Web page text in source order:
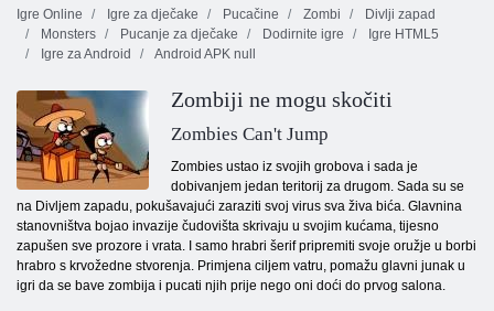
Igre Online
Igre za dječake Pucačine Zombi
Divlji zapad
Monsters
Pucanje za dječake Dodirnite igre
Igre HTML5
Igre za Android
Android APK null
Zombiji ne mogu skočiti
Zombies Can't Jump
Zombies ustao iz svojih grobova i sada je
dobivanjem jedan teritorij za drugom. Sada su se
na Divljem zapadu, pokušavajući zaraziti svoj virus sva živa bića. Glavnina
stanovništva bojao invazije čudovišta skrivaju u svojim kućama, tijesno
zapušen sve prozore i vrata. I samo hrabri šerif pripremiti svoje oružje u borbi
hrabro s krvožedne stvorenja. Primjena ciljem vatru, pomažu glavni junak u
igri da se bave zombija i pucati njih prije nego oni doći do prvog salona.